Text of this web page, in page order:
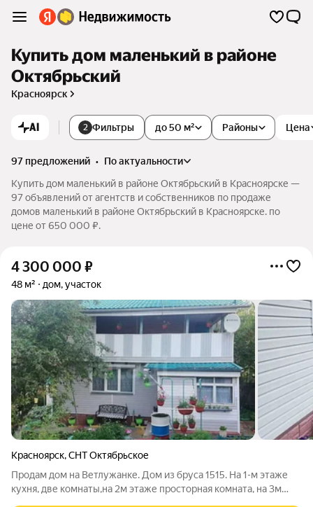
Купить дом маленький в районе
Октябрьский
Красноярск
AI 2 Фильтры Цена
до 50 м² Районы
97 предложений •
по актуальности
Купить дом маленький в районе Октябрьский в Красноярске —
97 объявлений от агентств и собственников по продаже
домов маленький в районе Октябрьский в Красноярске. по
цене от 650 000 ₽.
4 300 000 ₽
48 м² дом, участок
Красноярск,СНТ Октябрьское
Продам дом на Ветлужанке. Дом из бруса 1515. На 1-м этаже
кухня, две комнаты,на 2м этаже просторная комната, на 3м